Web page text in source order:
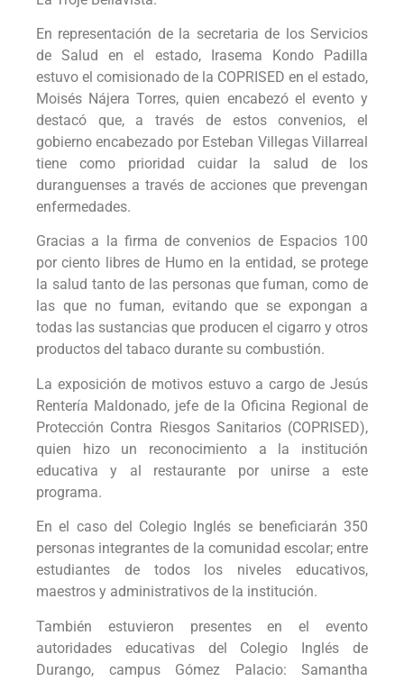
En representación de la secretaria de los Servicios
de Salud en el estado, Irasema Kondo Padilla
estuvo el comisionado de la COPRISED en el estado,
Moisés Nájera Torres, quien encabezó el evento y
destacó que, a través de estos convenios, el
gobierno encabezado por Esteban Villegas Villarreal
tiene como prioridad cuidar la salud de los
duranguenses a través de acciones que prevengan
enfermedades.
Gracias a la firma de convenios de Espacios 100
por ciento libres de Humo en la entidad, se protege
la salud tanto de las personas que fuman, como de
las que no fuman, evitando que se expongan a
todas las sustancias que producen el cigarro y otros
productos del tabaco durante su combustión.
La exposición de motivos estuvo a cargo de Jesús
Rentería Maldonado, jefe de la Oficina Regional de
Protección Contra Riesgos Sanitarios (COPRISED),
quien hizo un reconocimiento a la institución
educativa y al restaurante por unirse a este
programa.
En el caso del Colegio Inglés se beneficiarán 350
personas integrantes de la comunidad escolar; entre
estudiantes de todos los niveles educativos,
maestros y administrativos de la institución.
También estuvieron presentes en el evento
autoridades educativas del Colegio Inglés de
Durango, campus Gómez Palacio: Samantha